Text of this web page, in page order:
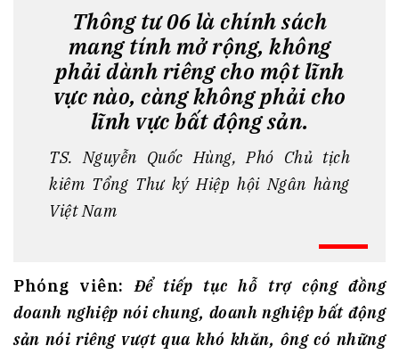
Thông tư 06 là chính sách
mang tính mở rộng, không
phải dành riêng cho một lĩnh
vực nào, càng không phải cho
lĩnh vực bất động sản.
TS. Nguyễn Quốc Hùng, Phó Chủ tịch
kiêm Tổng Thư ký Hiệp hội Ngân hàng
Việt Nam
Phóng viên:Để tiếp tục hỗ trợ cộngđồng
doanh nghiệp nói chung, doanh nghiệp bất động
sản nói riêng vượt qua khó khăn, ôngcó những